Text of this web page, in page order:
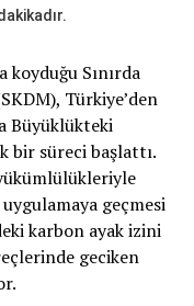
Sınırda
Türkiye’den
Büyüklükteki
bir süreci başlattı.
geçmesi
karbon ayak izini
geciken